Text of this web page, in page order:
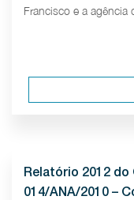
Francisco e a agência
Relatório 2012
014/ANA/2010 –